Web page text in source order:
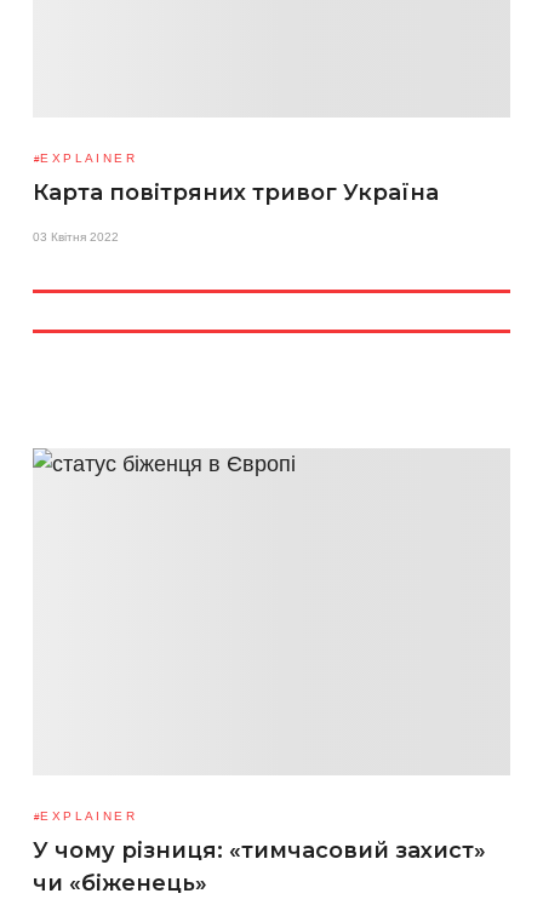
EXPLAINER
Карта повітряних тривог Україна
03 Квітня 2022
EXPLAINER
У чому різниця: «тимчасовий захист»
чи «біженець»